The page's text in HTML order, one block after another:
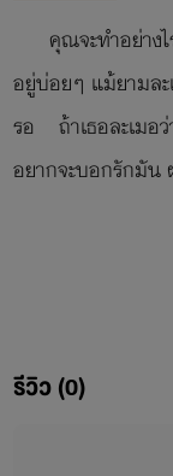
คุณจะทำอย่า
อยู่บ่อยๆ แม้ยามล
รอ ถ้าเธอละเมอ
อยากจะบอกรักมัน
' พี่หมี
รีวิว (0)